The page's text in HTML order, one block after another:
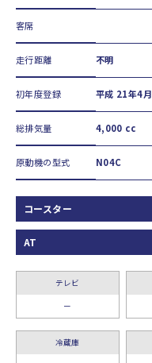
客席
走行距離 不明
初年度登録 平成 21年4月
総排気量 4,000 cc
原動機の型式 N04C
コースター
AT
テレビ
ー
冷蔵庫